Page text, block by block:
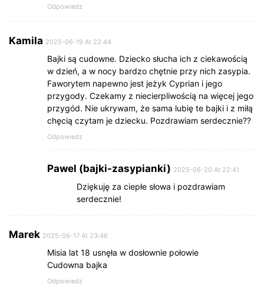
Odpowiedz
Kamila 2025-06-19 At 22:44
Bajki są cudowne. Dziecko słucha ich z ciekawością
w dzień, a w nocy bardzo chętnie przy nich zasypia.
Faworytem napewno jest jeżyk Cyprian i jego
przygody. Czekamy z niecierpliwością na więcej jego
przygód. Nie ukrywam, że sama lubię te bajki i z miłą
chęcią czytam je dziecku. Pozdrawiam serdecznie??
Odpowiedz
Pawel (bajki-zasypianki) 2025-06-20 At 22:41
Dziękuję za ciepłe słowa i pozdrawiam
serdecznie!
Marek 2025-06-17 At 23:46
Misia lat 18 usnęła w dosłownie połowie
Cudowna bajka
Odpowiedz